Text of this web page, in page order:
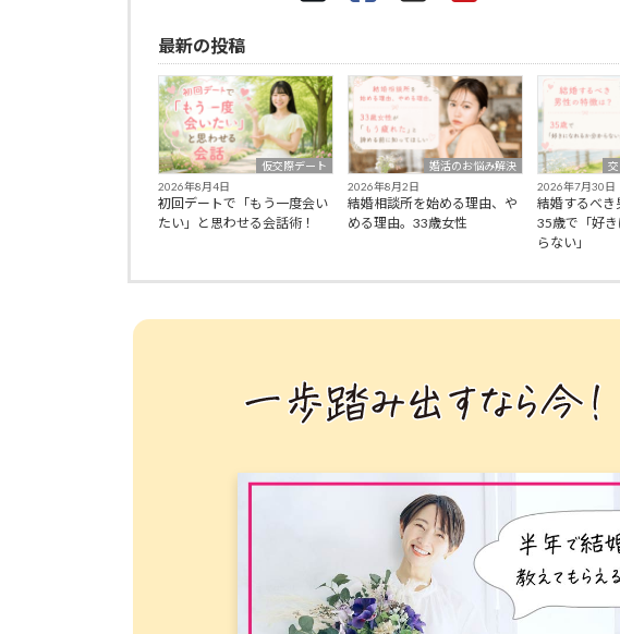
最新の投稿
仮交際デート
2026年8月4日
初回デートで「もう一度会い
たい」と思わせる会話術！
婚活のお悩み解決
2026年8月2日
結婚相談所を始める理由、や
める理由。33歳女性
2026年7月30日
結婚するべき
35歳で「好
らない」